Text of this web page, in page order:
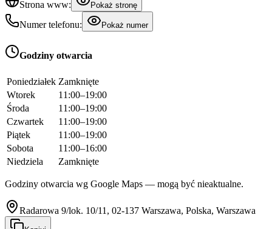
Strona www:
Pokaż stronę
Numer telefonu: Pokaż numer
Godziny otwarcia
Poniedziałek Zamknięte
Wtorek
11:00–19:00
Środa
11:00–19:00
Czwartek
11:00–19:00
Piątek
11:00–19:00
Sobota
11:00–16:00
Niedziela
Zamknięte
Godziny otwarcia wg Google Maps — mogą być nieaktualne.
Radarowa 9/lok. 10/11, 02-137 Warszawa, Polska, Warszawa